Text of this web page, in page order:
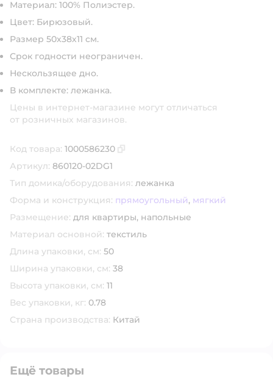
Материал: 100% Полиэстер.
Цвет: Бирюзовый.
Размер 50х38х11 см.
Срок годности неограничен.
Нескользящее дно.
В комплекте: лежанка.
Цены в интернет-магазине могут отличаться
от розничных магазинов.
Код товара: 1000586230
Артикул: 860120-02DG1
Тип домика/оборудования: лежанка
Форма и конструкция: прямоугольный, мягкий
Размещение: для квартиры, напольные
Материал основной: текстиль
Длина упаковки, см: 50
Ширина упаковки, см: 38
Высота упаковки, см: 11
Вес упаковки, кг: 0.78
Страна производства: Китай
Ещё товары